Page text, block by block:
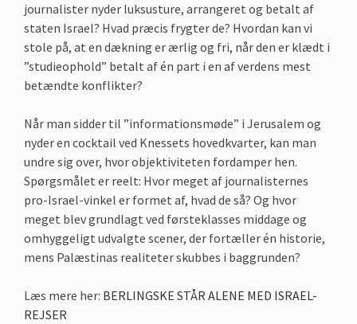
journalister nyder luksusture, arrangeret og betalt af
staten Israel? Hvad præcis frygter de? Hvordan kan vi
stole på, at en dækning er ærlig og fri, når den er klædt i
”studieophold” betalt af én part i en af verdens mest
betændte konflikter?
Når man sidder til ”informationsmøde” i Jerusalem og
nyder en cocktail ved Knessets hovedkvarter, kan man
undre sig over, hvor objektiviteten fordamper hen.
Spørgsmålet er reelt: Hvor meget af journalisternes
pro-Israel-vinkel er formet af, hvad de så? Og hvor
meget blev grundlagt ved førsteklasses middage og
omhyggeligt udvalgte scener, der fortæller én historie,
mens Palæstinas realiteter skubbes i baggrunden?
Læs mere her: BERLINGSKE STÅR ALENE MED ISRAEL-
REJSER